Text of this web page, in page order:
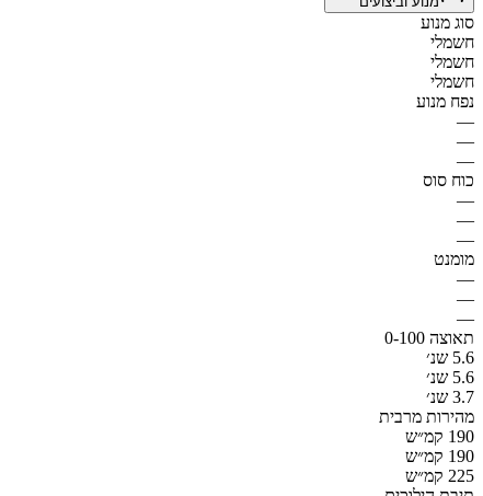
סוג מנוע
חשמלי
חשמלי
חשמלי
נפח מנוע
—
—
—
כוח סוס
—
—
—
מומנט
—
—
—
תאוצה 0-100
5.6 שנ׳
5.6 שנ׳
3.7 שנ׳
מהירות מרבית
190 קמ״ש
190 קמ״ש
225 קמ״ש